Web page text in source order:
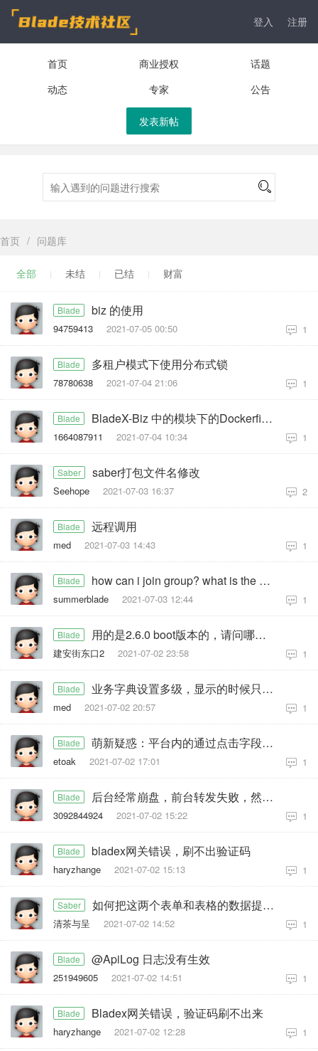
登入 注册
首页 商业授权
话题
动态
专家 公告
发表新帖
首页 / 问题库
全部 未结 已结 财富
Blade biz 的使用
94759413 2021-07-05 00:50 1
Blade 多租户模式下使用分布式锁
78780638 2021-07-04 21:06 1
Blade BladeX-Biz 中的模块下的Dockerfile怎么和BladeX模块下的代码不一样
1664087911 2021-07-04 10:34 1
Saber saber打包文件名修改
Seehope 2021-07-03 16:37 2
Blade 远程调用
med 2021-07-03 14:43 1
Blade how can i join group? what is the group?
summerblade 2021-07-03 12:44 1
Blade 用的是2.6.0 boot版本的，请问哪个maven仓库可以下载到依赖？
建安街东口2 2021-07-02 23:58 1
Blade 业务字典设置多级，显示的时候只能显示一级
med 2021-07-02 20:57 1
Blade 萌新疑惑：平台内的通过点击字段进行跳转页面问题
etoak 2021-07-02 17:01 1
Blade 后台经常崩盘，前台转发失败，然后jemeter错误率变高
3092844924 2021-07-02 15:22 1
Blade bladex网关错误，刷不出验证码
haryzhange 2021-07-02 15:13 1
Saber 如何把这两个表单和表格的数据提交或者保存
清茶与呈 2021-07-02 14:52 1
Blade @ApiLog 日志没有生效
251949605 2021-07-02 14:51 1
Blade Bladex网关错误，验证码刷不出来
haryzhange 2021-07-02 12:28 1